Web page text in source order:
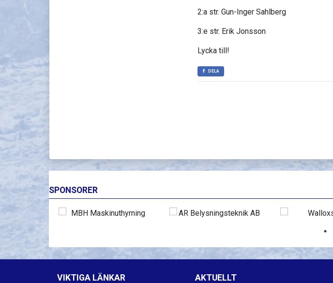
2:a str. Gun-Inger Sahlberg
3:e str. Erik Jonsson
Lycka till!
DELA
SPONSORER
VIKTIGA LÄNKAR AKTUELLT